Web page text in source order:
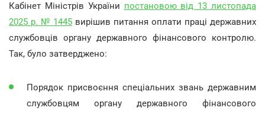
Кабінет Міністрів України постановою від 13 листопада
2025 р. № 1445 вирішив питання оплати праці державних
службовців органу державного фінансового контролю.
Так, було затверджено:
Порядок присвоєння спеціальних звань державним
службовцям органу державного фінансового